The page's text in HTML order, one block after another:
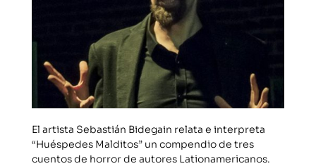
El artista Sebastián Bidegain relata e interpreta
“Huéspedes Malditos” un compendio de tres
cuentos de horror de autores Lationamericanos.